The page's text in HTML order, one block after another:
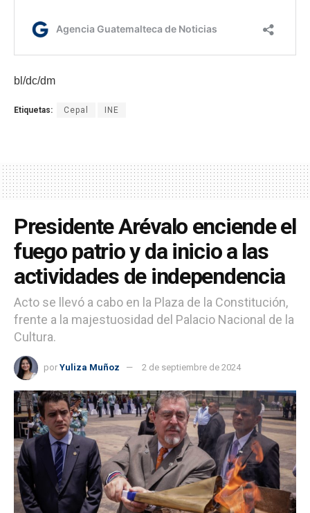
bl/dc/dm
Etiquetas: Cepal INE
Presidente Arévalo enciende el
fuego patrio y da inicio a las
actividades de independencia
Acto se llevó a cabo en la Plaza de la Constitución,
frente a la majestuosidad del Palacio Nacional de la
Cultura.
por Yuliza Muñoz 2 de septiembre de 2024